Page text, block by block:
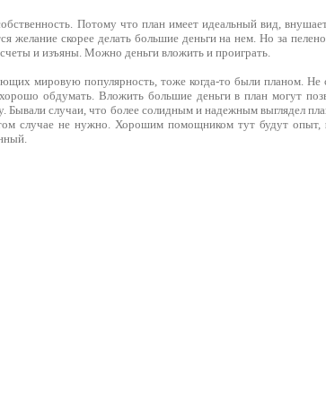
Потому что план имеет идеальный вид,
желание скорее делать большие деньги на нем. Но за
и изъяны. Можно деньги вложить и проиграть.
мировую популярность, тоже когда-то были планом. Не
обдумать. Вложить большие деньги в план могут
Бывали случаи, что более солидным и надежным выглядел
случае не нужно. Хорошим помощником тут будут опыт,